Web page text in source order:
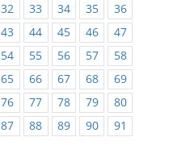
32 33 34 35
36
43 44 45 46
47
54 55 56 57
58
65 66 67 68
69
76 77 78 79
80
87 88 89 90
91